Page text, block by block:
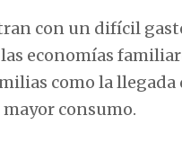
con un difícil
economías
como la llegada
mayor consumo.